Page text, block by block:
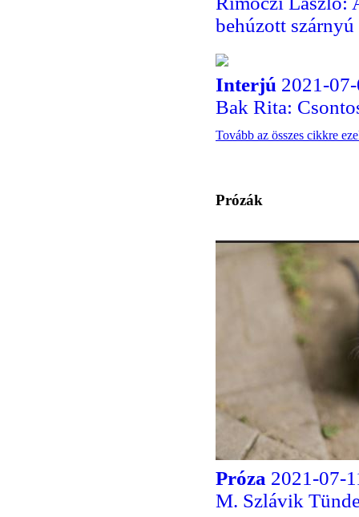
behúzott
Interjú 2021-
Bak Rita:
Tovább az összes cikkre
Prózák
Próza 2021-07-
M. Szlávik